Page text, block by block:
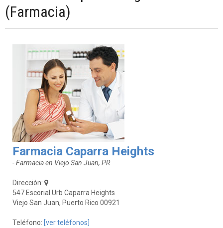
(Farmacia)
Farmacia Caparra Heights
- Farmacia en Viejo San Juan, PR
Dirección:
547 Escorial Urb Caparra Heights
Viejo San Juan, Puerto Rico 00921
Teléfono: [ver teléfonos]